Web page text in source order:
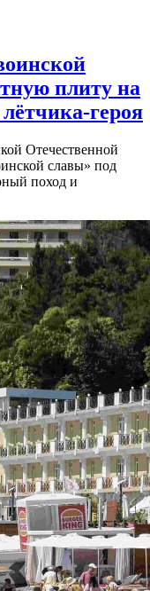
плиту на
лётчика-героя
Отечественной
славы» под
поход и